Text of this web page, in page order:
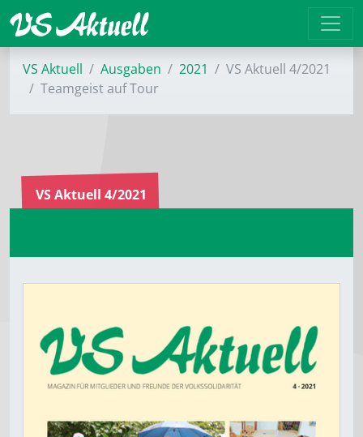
VS Aktuell Ausgaben 2021
VS Aktuell 4/2021
Teamgeist auf Tour
VS Aktuell 4/2021